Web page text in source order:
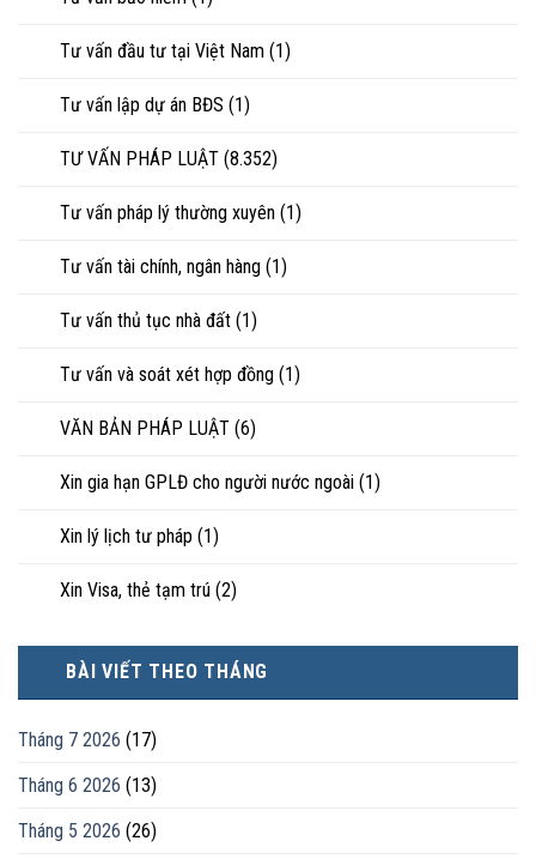
Tư vấn đầu tư tại Việt Nam (1)
Tư vấn lập dự án BĐS (1)
TƯ VẤN PHÁP LUẬT (8.352)
Tư vấn pháp lý thường xuyên (1)
Tư vấn tài chính, ngân hàng (1)
Tư vấn thủ tục nhà đất (1)
Tư vấn và soát xét hợp đồng (1)
VĂN BẢN PHÁP LUẬT (6)
Xin gia hạn GPLĐ cho người nước ngoài (1)
Xin lý lịch tư pháp (1)
Xin Visa, thẻ tạm trú (2)
BÀI VIẾT THEO THÁNG
Tháng 7 2026 (17)
Tháng 6 2026 (13)
Tháng 5 2026 (26)